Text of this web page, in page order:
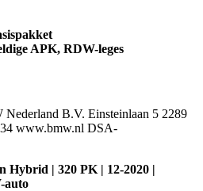
APK, RDW-leges
B.V. Einsteinlaan 5 2289
www.bmw.nl DSA-
Hybrid | 320 PK | 12-2020 |
auto